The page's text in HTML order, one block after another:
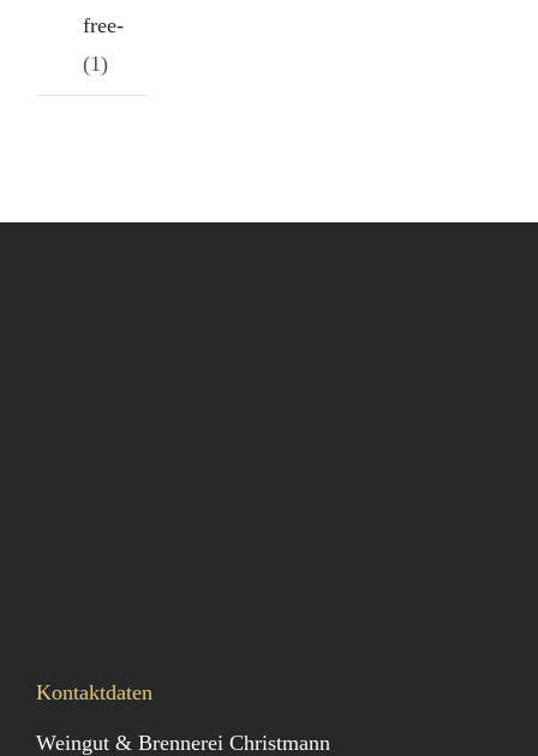
free-
(1)
Kontaktdaten
Weingut & Brennerei Christmann